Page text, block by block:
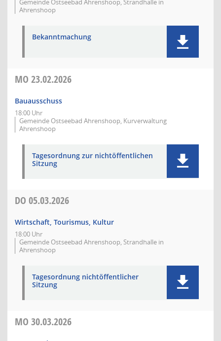
Gemeinde Ostseebad Ahrenshoop, Strandhalle in
Ahrenshoop
Bekanntmachung
MO 23.02.2026
Bauausschuss
18:00 Uhr
Gemeinde Ostseebad Ahrenshoop, Kurverwaltung
Ahrenshoop
Tagesordnung zur nichtöffentlichen
Sitzung
DO 05.03.2026
Wirtschaft, Tourismus, Kultur
18:00 Uhr
Gemeinde Ostseebad Ahrenshoop, Strandhalle in
Ahrenshoop
Tagesordnung nichtöffentlicher
Sitzung
MO 30.03.2026